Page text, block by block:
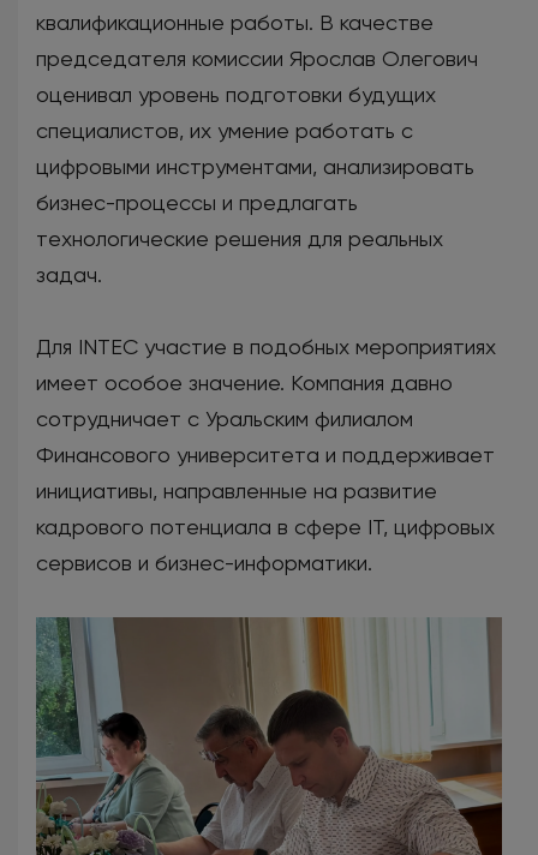
квалификационные работы. В качестве
председателя комиссии Ярослав Олегович
оценивал уровень подготовки будущих
специалистов, их умение работать с
цифровыми инструментами, анализировать
бизнес-процессы и предлагать
технологические решения для реальных
задач.
Для INTEC участие в подобных мероприятиях
имеет особое значение. Компания давно
сотрудничает с Уральским филиалом
Финансового университета и поддерживает
инициативы, направленные на развитие
кадрового потенциала в сфере IT, цифровых
сервисов и бизнес-информатики.